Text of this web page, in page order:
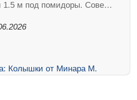
1.5 м под помидоры. Сове…